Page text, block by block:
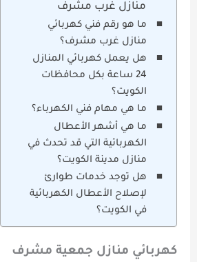
منازل غرب مشرف
ما هو رقم فني كهربائي
منازل غرب مشرف؟
هل يعمل كهربائي المنازل
24 ساعة بكل محافظات
الكويت؟
ما هي مهام فني الكهرباء؟
ما هي أشهر الأعطال
الكهربائية التي قد تحدث في
منازل مدينة الكويت؟
هل توجد خدمات طوارئ
لإصلاح الأعطال الكهربائية
في الكويت؟
كهربائي منازل جمعية مشرف